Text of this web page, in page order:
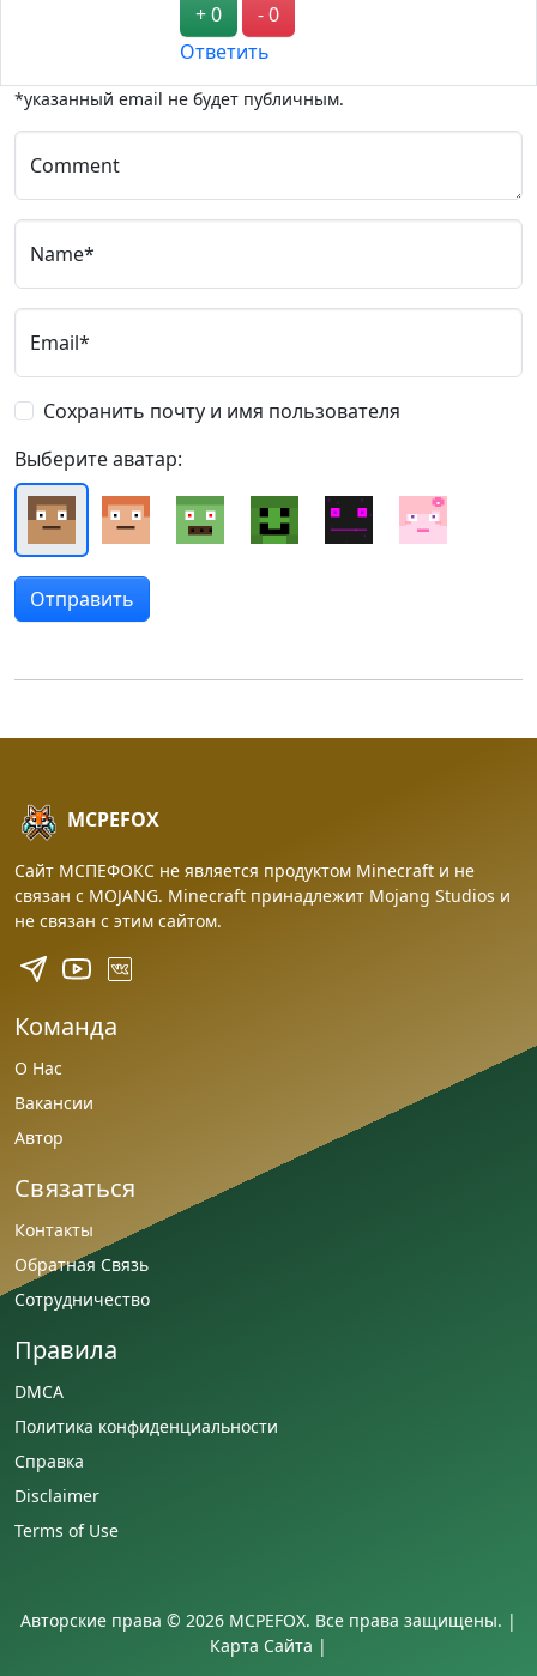
+ 0
- 0
Ответить
*указанный email не будет публичным.
Comment
Name*
Email*
Сохранить почту и имя пользователя
Выберите аватар:
MCPEFOX
Сайт МСПЕФОКС не является продуктом Minecraft и не
связан с MOJANG. Minecraft принадлежит Mojang Studios и
не связан с этим сайтом.
Команда
О Нас
Вакансии
Автор
Связаться
Контакты
Обратная Связь
Сотрудничество
Правила
DMCA
Политика конфиденциальности
Справка
Disclaimer
Terms of Use
Авторские права © 2026 MCPEFOX. Все права защищены. |
Карта Сайта |